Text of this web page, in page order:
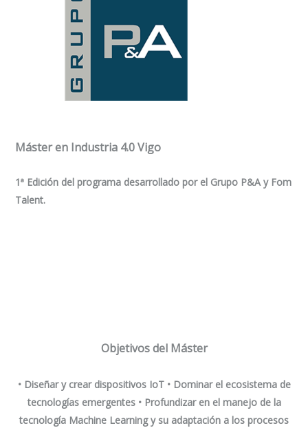
Máster en Industria 4.0 Vigo
1ª Edición del programa desarrollado por el Grupo P&A y Fom
Talent.
Objetivos del Máster
• Diseñar y crear dispositivos IoT • Dominar el ecosistema de
tecnologías emergentes • Profundizar en el manejo de la
tecnología Machine Learning y su adaptación a los procesos